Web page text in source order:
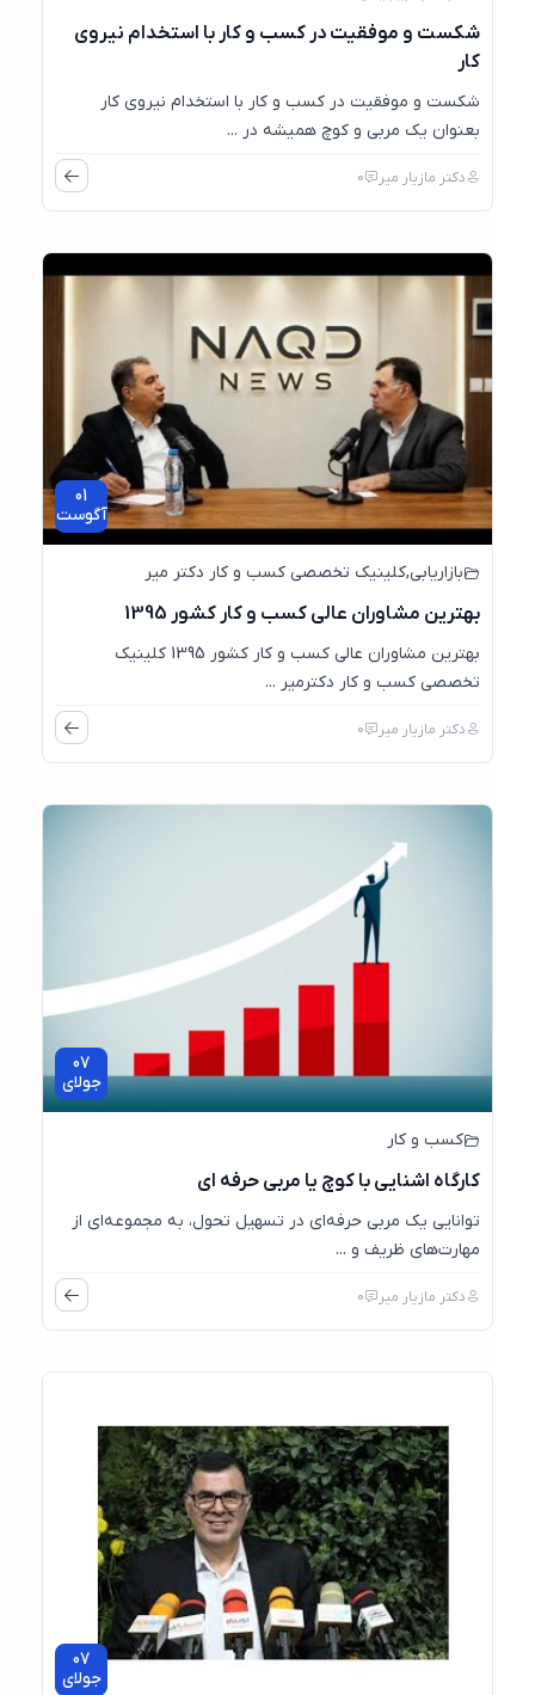
شکست و موفقیت در کسب و کار با استخدام نیروی
شکست و موفقیت در کسب و کار با استخدام نیروی کار
بعنوان یک مربی و کوچ همیشه در ...
دکتر مازیار میر 0
01
آگوست
بازاریابی,کلینیک تخصصی کسب و کار دکتر میر
بهترین مشاوران عالی کسب و کار کشور 1395
بهترین مشاوران عالی کسب و کار کشور 1395 کلینیک
تخصصی کسب و کار دکترمیر ...
دکتر مازیار میر 0
جولای
کسب و کار
کارگاه اشنایی با کوچ یا مربی حرفه ای
توانایی یک مربی حرفه‌ای در تسهیل تحول، به مجموعه‌ای از
مهارت‌های ظریف و ...
دکتر مازیار میر 0
07
جولای